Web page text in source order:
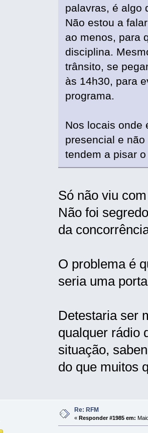
palavras, é algo
Não estou a
ao menos, para
disciplina.
trânsito, se
às 14h30, para
programa.
Nos locais onde
presencial e
tendem a pisar
Só não viu
Não foi
da
O problema é
seria uma
Detestaria ser
qualquer rádio
situação,
do que muitos
Re: RFM
« Responder #1985 em: